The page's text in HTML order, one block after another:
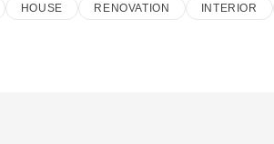
HOUSE RENOVATION INTERIOR